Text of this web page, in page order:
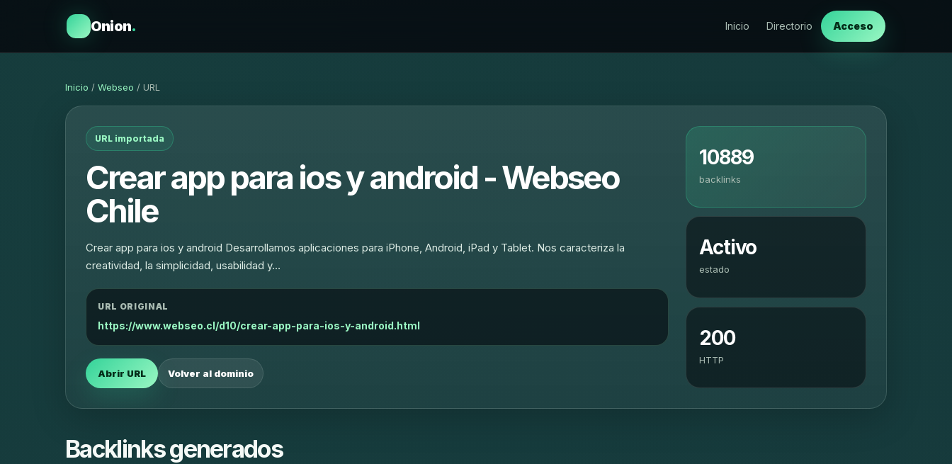
Onion. Inicio Directorio Acceso
Inicio / Webseo / URL
URL importada
Crear app para ios y android - Webseo
Chile
Crear app para ios y android Desarrollamos aplicaciones para iPhone, Android, iPad y Tablet. Nos caracteriza la
creatividad, la simplicidad, usabilidad y…
URL ORIGINAL
https://www.webseo.cl/d10/crear-app-para-ios-y-android.html
Abrir URL Volver al dominio
10889
backlinks
Activo
estado
200
HTTP
Backlinks generados